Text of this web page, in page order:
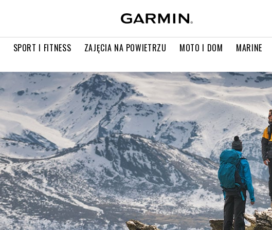
SPORT I FITNESS ZAJĘCIA NA POWIETRZU MOTO I DOM MARINE